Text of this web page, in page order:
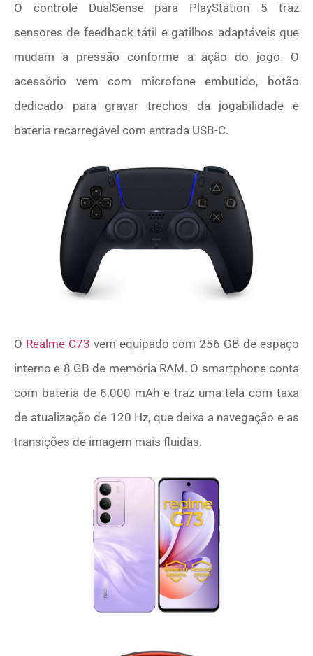
O controle DualSense para PlayStation 5 traz
sensores de feedback tátil e gatilhos adaptáveis que
mudam a pressão conforme a ação do jogo. O
acessório vem com microfone embutido, botão
dedicado para gravar trechos da jogabilidade e
bateria recarregável com entrada USB-C.
O Realme C73 vem equipado com 256 GB de espaço
interno e 8 GB de memória RAM. O smartphone conta
com bateria de 6.000 mAh e traz uma tela com taxa
de atualização de 120 Hz, que deixa a navegação e as
transições de imagem mais fluidas.